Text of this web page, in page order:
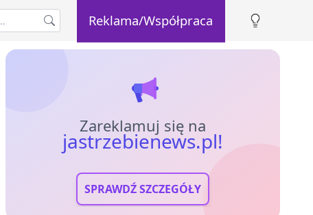
Reklama/Współpraca
Zareklamuj się na
jastrzebienews.pl!
SPRAWDŹ SZCZEGÓŁY